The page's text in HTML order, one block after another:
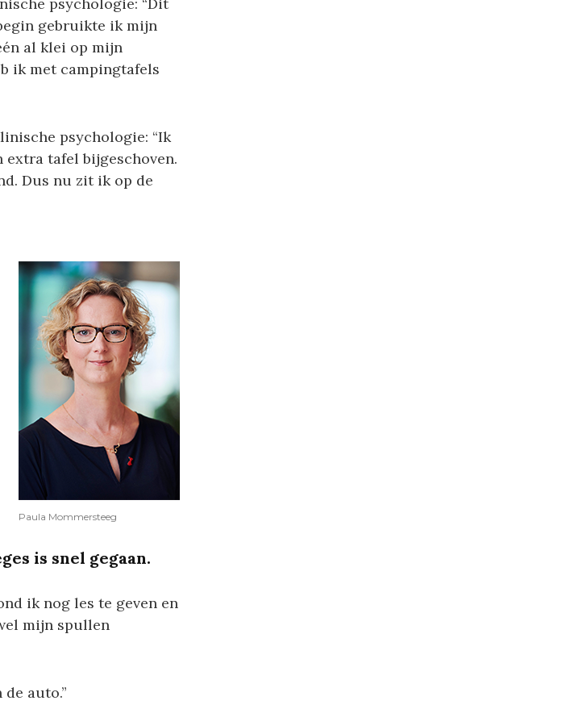
psychologie: “Dit
gebruikte ik mijn
al klei op mijn
ik met campingtafels
psychologie: “Ik
extra tafel bijgeschoven.
Dus nu zit ik op de
Paula Mommersteeg
is snel gegaan.
ik nog les te geven en
mijn spullen
auto.”